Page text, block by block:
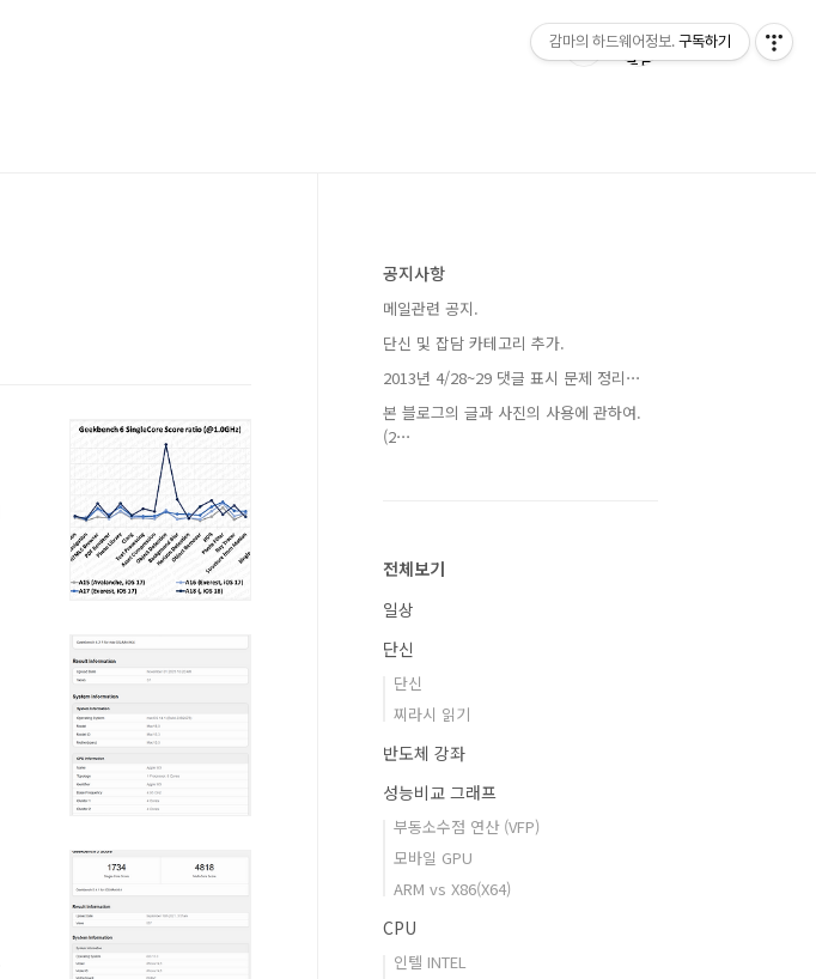
공지사항
메일관련 공지.
단신 및 잡담 카테고리 추가.
2013년 4/28~29 댓글 표시 문제 정리⋯
본 블로그의 글과 사진의 사용에 관하여.
(2⋯
전체보기
일상
단신
단신
찌라시 읽기
반도체 강좌
성능비교 그래프
부동소수점 연산 (VFP)
모바일 GPU
ARM vs X86(X64)
CPU
인텔 INTEL
감마의 하드웨어정보. 구독하기